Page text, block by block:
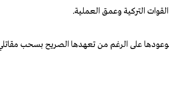
التركية وعمق العملية.
بوعودها على الرغم من تعهدها الصريح بسحب